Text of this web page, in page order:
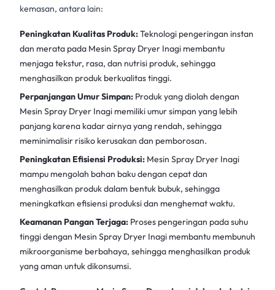
kemasan, antara lain:
Peningkatan Kualitas Produk:Teknologi pengeringan instan
dan merata pada Mesin Spray Dryer Inagi membantu
menjaga tekstur, rasa, dan nutrisi produk, sehingga
menghasilkan produk berkualitas tinggi.
Perpanjangan Umur Simpan: Produk yang diolah dengan
Mesin Spray Dryer Inagi memiliki umur simpan yang lebih
panjang karena kadar airnya yang rendah, sehingga
meminimalisir risiko kerusakan dan pemborosan.
Peningkatan Efisiensi Produksi: Mesin Spray Dryer Inagi
mampu mengolah bahan baku dengan cepat dan
menghasilkan produk dalam bentuk bubuk, sehingga
meningkatkan efisiensi produksi dan menghemat waktu.
Keamanan Pangan Terjaga: Proses pengeringan pada suhu
tinggi dengan Mesin Spray Dryer Inagi membantu membunuh
mikroorganisme berbahaya, sehingga menghasilkan produk
yang aman untuk dikonsumsi.